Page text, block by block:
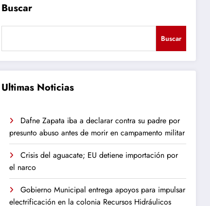
Buscar
Buscar
Ultimas Noticias
Dafne Zapata iba a declarar contra su padre por
presunto abuso antes de morir en campamento militar
Crisis del aguacate; EU detiene importación por
el narco
Gobierno Municipal entrega apoyos para impulsar
electrificación en la colonia Recursos Hidráulicos